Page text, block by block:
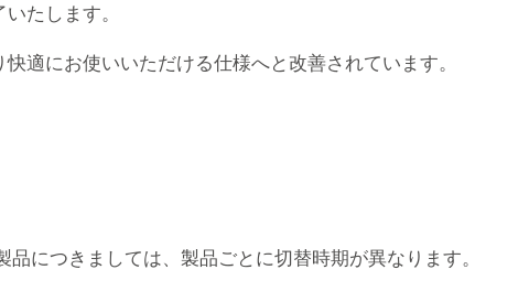
たします。
適にお使いいただける仕様へと改善されています。
につきましては、製品ごとに切替時期が異なります。